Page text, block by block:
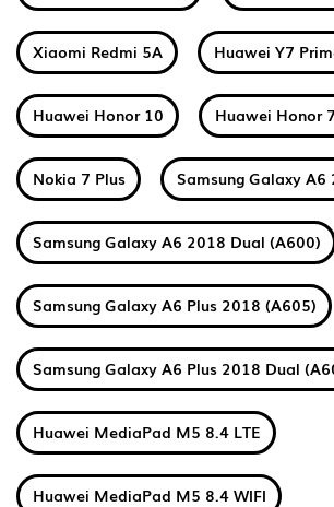
Xiaomi Redmi 5A Huawei Y7
Huawei Honor 10 Huawei Honor
Nokia 7 Plus Samsung Galaxy
Samsung Galaxy A6 2018 Dual (A600)
Samsung Galaxy A6 Plus 2018 (A605)
Samsung Galaxy A6 Plus 2018 Dual
Huawei MediaPad M5 8.4 LTE
Huawei MediaPad M5 8.4 WIFI